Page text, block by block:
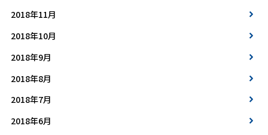
2018年11月
2018年10月
2018年9月
2018年8月
2018年7月
2018年6月